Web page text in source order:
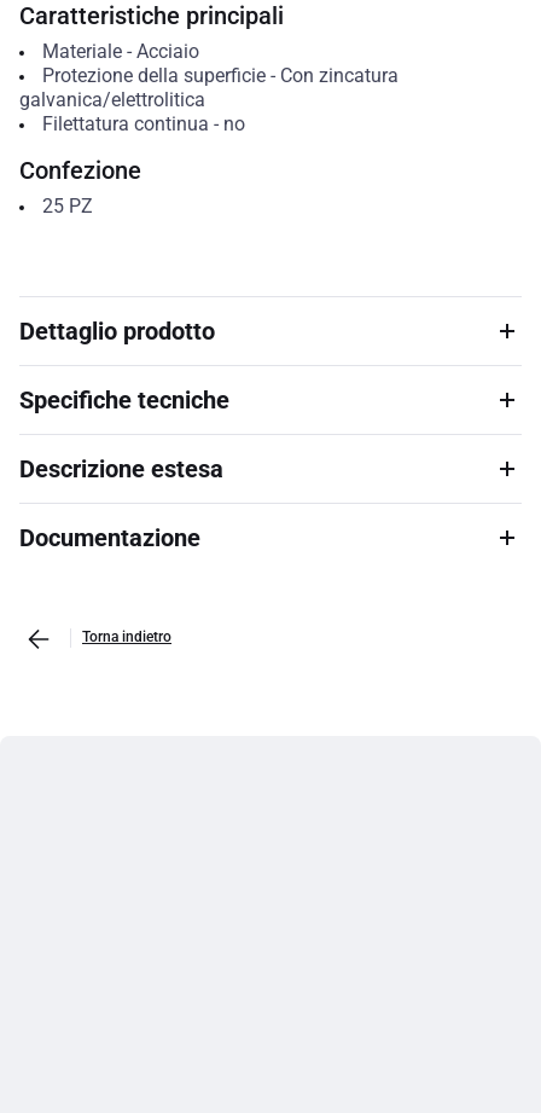
Caratteristiche principali
Materiale- Acciaio
Protezione della superficie- Con zincatura
galvanica/elettrolitica
Filettatura continua - no
Confezione
25 PZ
Dettaglio prodotto
Specifiche tecniche
Descrizione estesa
Documentazione
Torna indietro